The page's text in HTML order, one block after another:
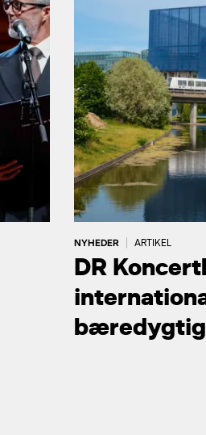
NYHEDER ARTIKEL
DR